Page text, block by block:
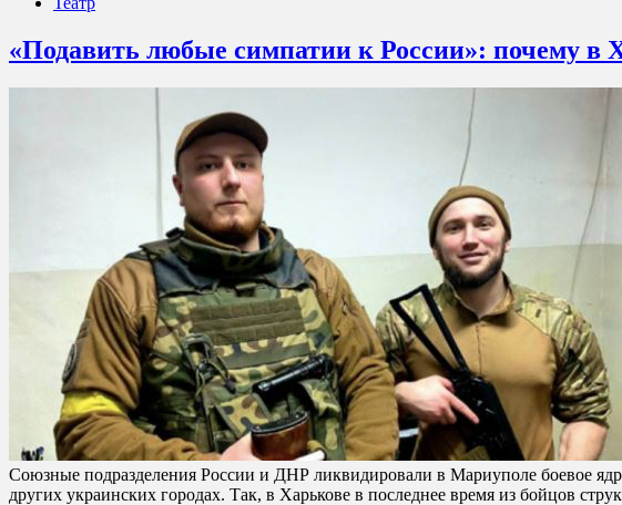
«Подавить любые симпатии к России»: почему в
Союзные подразделения России и ДНР ликвидировали в Мариуполе боевое
других украинских городах. Так, в Харькове в последнее время из бойцов